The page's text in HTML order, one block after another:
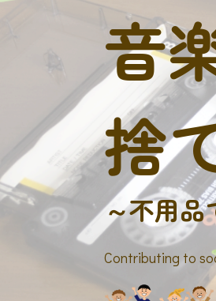
音
捨
～不用品
Contributing to